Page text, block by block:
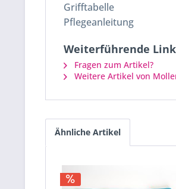
Grifftabelle
Pflegeanleitung
Weiterführende
Fragen zum Artikel?
Weitere Artikel von
Ähnliche Artikel